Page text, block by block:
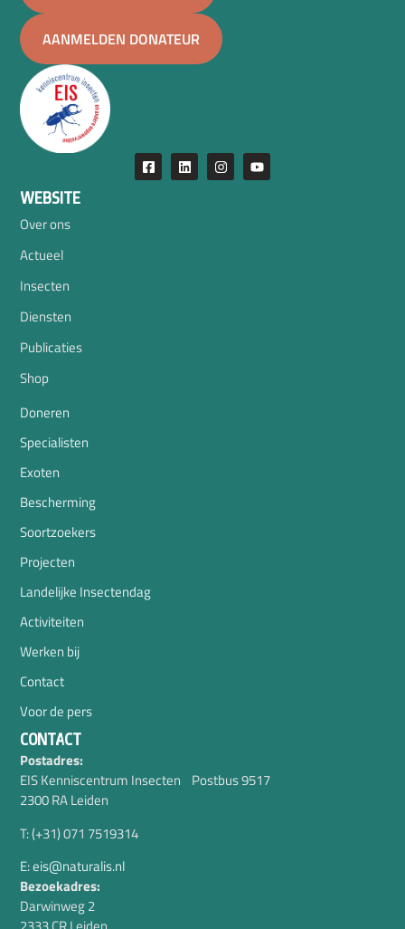
AANMELDEN DONATEUR
WEBSITE
Over ons
Actueel
Insecten
Diensten
Publicaties
Shop
Doneren
Specialisten
Exoten
Bescherming
Soortzoekers
Projecten
Landelijke Insectendag
Activiteiten
Werken bij
Contact
Voor de pers
CONTACT
Postadres:
EIS Kenniscentrum Insecten Postbus 9517
2300 RA Leiden
T: (+31) 071 7519314
E: eis@naturalis.nl
Bezoekadres:
Darwinweg 2